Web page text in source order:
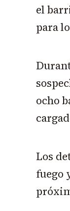
el
para
ocho
Los
fuego